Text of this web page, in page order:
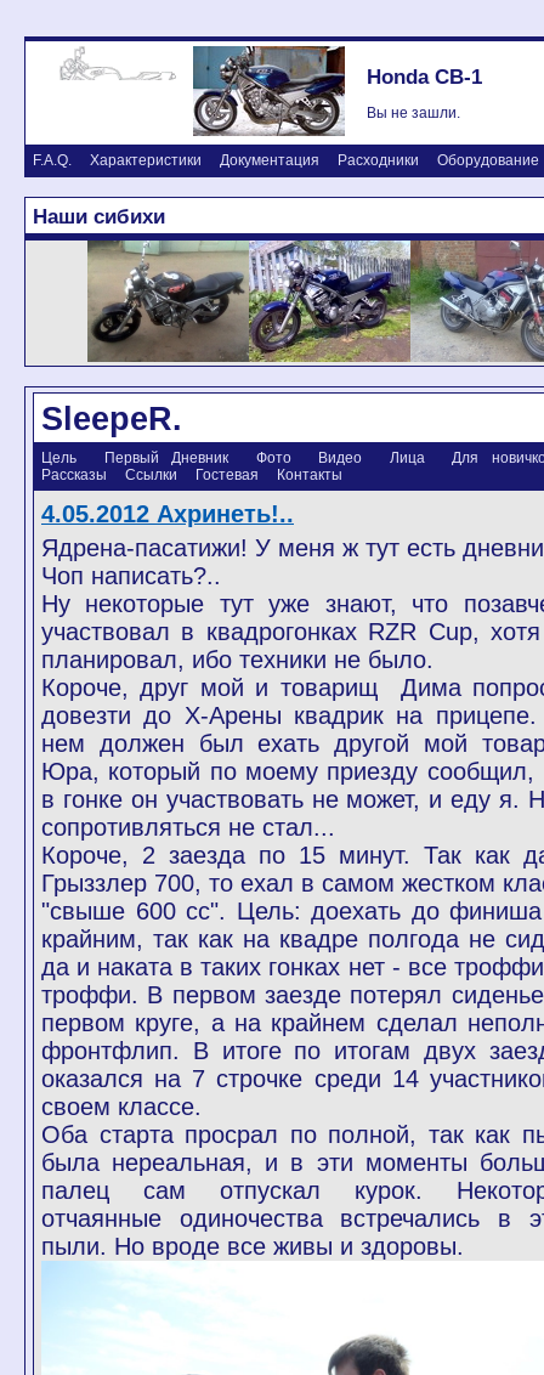
Honda CB-1
Вы не зашли.
F.A.Q. Характеристики Документация Расходники Оборудование
Наши сибихи
SleepeR.
Цель Первый Дневник Фото Видео Лица
Для
Рассказы
Ссылки Гостевая Контакты
4.05.2012 Ахринеть!..
Ядрена-пасатижи! У меня ж тут есть
Чоп написать?..
Ну некоторые тут уже знают, что
участвовал в квадрогонках RZR Cup,
планировал, ибо техники не было.
Короче, друг мой и товарищ Дима
довезти до Х-Арены квадрик на
нем должен был ехать другой мой
Юра, который по моему приезду сообщил,
в гонке он участвовать не может, и еду я.
сопротивляться не стал...
Короче, 2 заезда по 15 минут. Так как
Грыззлер 700, то ехал в самом жестком
"свыше 600 сс". Цель: доехать до
крайним, так как на квадре полгода не
да и наката в таких гонках нет - все
троффи. В первом заезде потерял
первом круге, а на крайнем сделал
фронтфлип. В итоге по итогам двух
оказался на 7 строчке среди 14
своем классе.
Оба старта просрал по полной, так как
была нереальная, и в эти моменты
палец сам отпускал курок.
отчаянные одиночества встречались в
пыли. Но вроде все живы и здоровы.